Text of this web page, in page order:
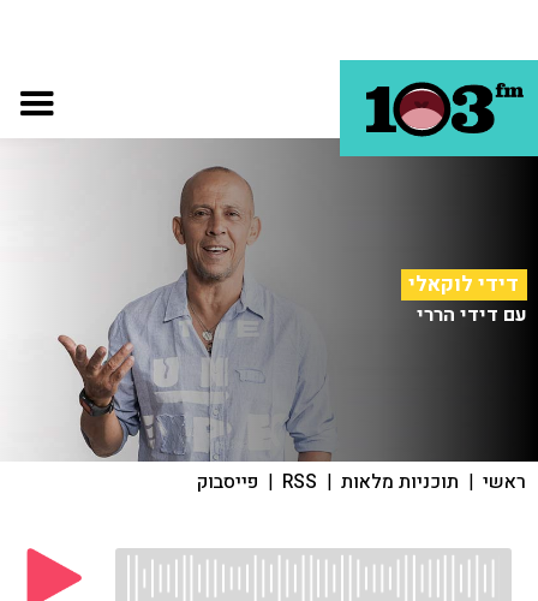
דידי לוקאלי
עם דידי הררי
ראשי | תוכניות מלאות |
RSS
| פייסבוק